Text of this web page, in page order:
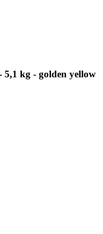
kg - golden yellow